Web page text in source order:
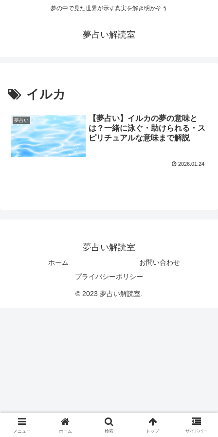
夢の中で見た世界が示す真実を解き明かそう
夢占い解読室
イルカ
夢占い
【夢占い】イルカの夢の意味と
は？一緒に泳ぐ・助けられる・ス
ピリチュアルな意味まで解説
2026.01.24
夢占い解読室
ホーム
お問い合わせ
プライバシーポリシー
© 2023 夢占い解読室.
メニュー ホーム 検索 トップ サイドバー